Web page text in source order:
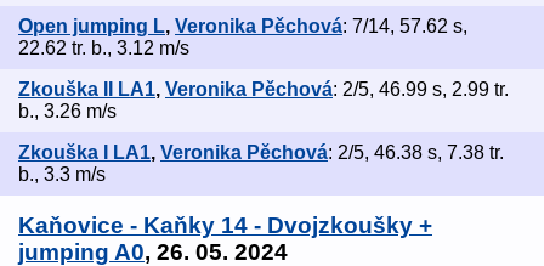
Open jumping L, Veronika Pěchová: 7/14, 57.62 s,
22.62 tr. b., 3.12 m/s
Zkouška II LA1, Veronika Pěchová: 2/5, 46.99 s, 2.99 tr.
b., 3.26 m/s
Zkouška I LA1, Veronika Pěchová: 2/5, 46.38 s, 7.38 tr.
b., 3.3 m/s
Kaňovice - Kaňky 14 - Dvojzkoušky +
jumping A0, 26. 05. 2024